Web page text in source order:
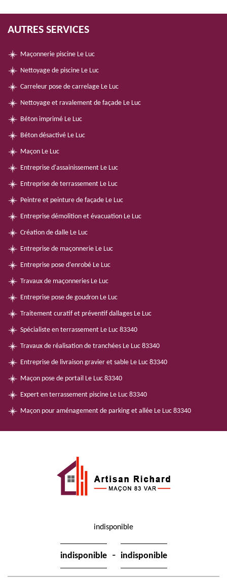
AUTRES SERVICES
Maçonnerie piscine Le Luc
Nettoyage de piscine Le Luc
Carreleur pose de carrelage Le Luc
Nettoyage et ravalement de façade Le Luc
Béton imprimé Le Luc
Béton désactivé Le Luc
Maçon Le Luc
Entreprise d'assainissement Le Luc
Entreprise de terrassement Le Luc
Peintre et peinture de façade Le Luc
Entreprise démolition et évacuation Le Luc
Création de dalle Le Luc
Entreprise de maçonnerie Le Luc
Entreprise pose d'enrobé Le Luc
Travaux de maçonneries Le Luc
Entreprise pose de goudron Le Luc
Traitement curatif et préventif dallages Le Luc
Spécialiste en terrassement Le Luc 83340
Travaux de réalisation de tranchées Le Luc 83340
Entreprise de livraison gravier et sable Le Luc 83340
Maçon pose de portail Le Luc 83340
Expert en terrassement piscine Le Luc 83340
Maçon pour aménagement de parking et allée Le Luc 83340
indisponible
indisponible - indisponible